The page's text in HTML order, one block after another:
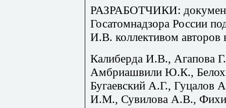
РАЗРАБОТЧИКИ:
Госатомнадзора России
И.В. коллективом авторов
Калиберда И.В., Агапова Г.
Амбриашвили Ю.К.,
Бугаевский А.Г., Гуцалов А
И.М., Сувилова А.В.,